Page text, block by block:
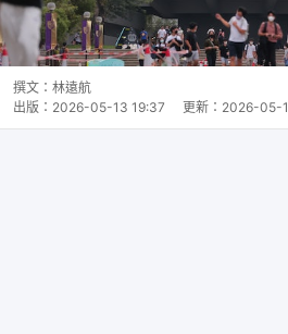
撰文： 林遠航
出版： 2026-05-13 19:37 更新： 2026-05-